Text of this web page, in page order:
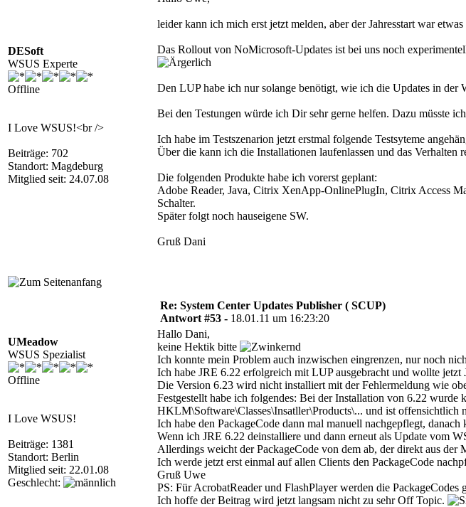
DESoft
WSUS Experte
Offline
I Love WSUS!<br />
Beiträge: 702
Standort: Magdeburg
Mitglied seit: 24.07.08
leider kann ich mich erst jetzt melden, aber der Jahresstart war
Das Rollout von NoMicrosoft-Updates ist bei uns noch
Den LUP habe ich nur solange benötigt, wie ich die Updates in
Bei den Testungen würde ich Dir sehr gerne helfen. Dazu müsste
Ich habe im Testszenarion jetzt erstmal folgende Testsyteme
Über die kann ich die Installationen laufenlassen und das Verhalten
Die folgenden Produkte habe ich vorerst geplant:
Adobe Reader, Java, Citrix XenApp-OnlinePlugIn, Citrix Access
Schalter.
Später folgt noch hauseigene SW.
Gruß Dani
UMeadow
WSUS Spezialist
Offline
I Love WSUS!
Beiträge: 1381
Standort: Berlin
Mitglied seit: 22.01.08
Geschlecht:
Re: System Center Updates Publisher ( SCUP)
Antwort #53 - 18.01.11 um 16:23:20
Hallo Dani,
keine Hektik bitte
Ich konnte mein Problem auch inzwischen eingrenzen, nur noch
Ich habe JRE 6.22 erfolgreich mit LUP ausgebracht und wollte
Die Version 6.23 wird nicht installiert mit der Fehlermeldung wie
Festgestellt habe ich folgendes: Bei der Installation von 6.22 wurde
HKLM\Software\Classes\Insatller\Products\... und ist offensichtlich
Ich habe den PackageCode dann mal manuell nachgepflegt,
Wenn ich JRE 6.22 deinstalliere und dann erneut als Update vom
Allerdings weicht der PackageCode von dem ab, der direkt aus
Ich werde jetzt erst einmal auf allen Clients den PackageCode
Gruß Uwe
PS: Für AcrobatReader und FlashPlayer werden die PackageCodes
Ich hoffe der Beitrag wird jetzt langsam nicht zu sehr Off Topic.